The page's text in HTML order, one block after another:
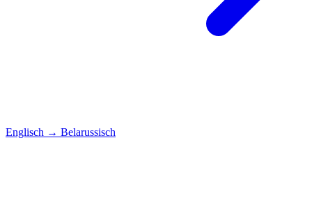
Englisch → Belarussisch